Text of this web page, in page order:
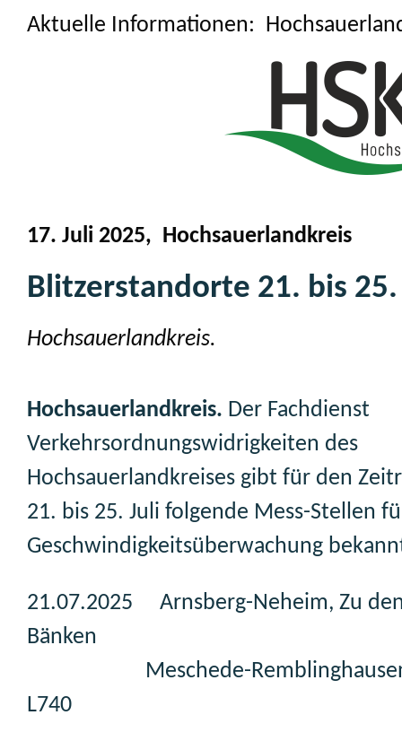
Aktuelle Informationen:
17. Juli 2025, Hochsauerlandkreis
Blitzerstandorte 21. bis 25.
Hochsauerlandkreis.
Hochsauerlandkreis. Der Fachdienst
Verkehrsordnungswidrigkeiten des
Hochsauerlandkreises gibt für den
21. bis 25. Juli folgende Mess-Stellen
Geschwindigkeitsüberwachung
21.07.2025 Arnsberg-Neheim, Zu
Bänken
Meschede-